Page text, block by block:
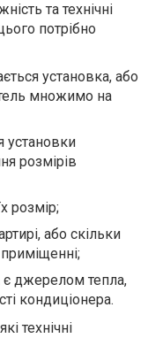
та технічні
потрібно
установка, або
множимо на
установки
розмірів
розмір;
або скільки
є джерелом тепла,
кондиціонера.
технічні